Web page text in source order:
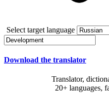
Select target language
Download the translator
Translator,
20+ languages,